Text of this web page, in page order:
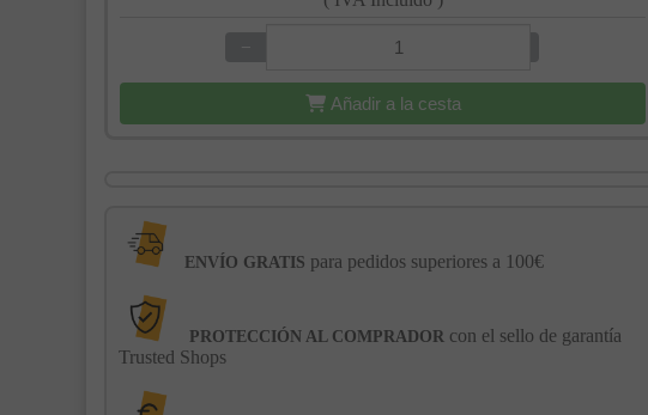
−
Añadir a la cesta
ENVÍO GRATIS para pedidos superiores a 100€
PROTECCIÓN AL COMPRADOR con el sello de garantía
Trusted Shops